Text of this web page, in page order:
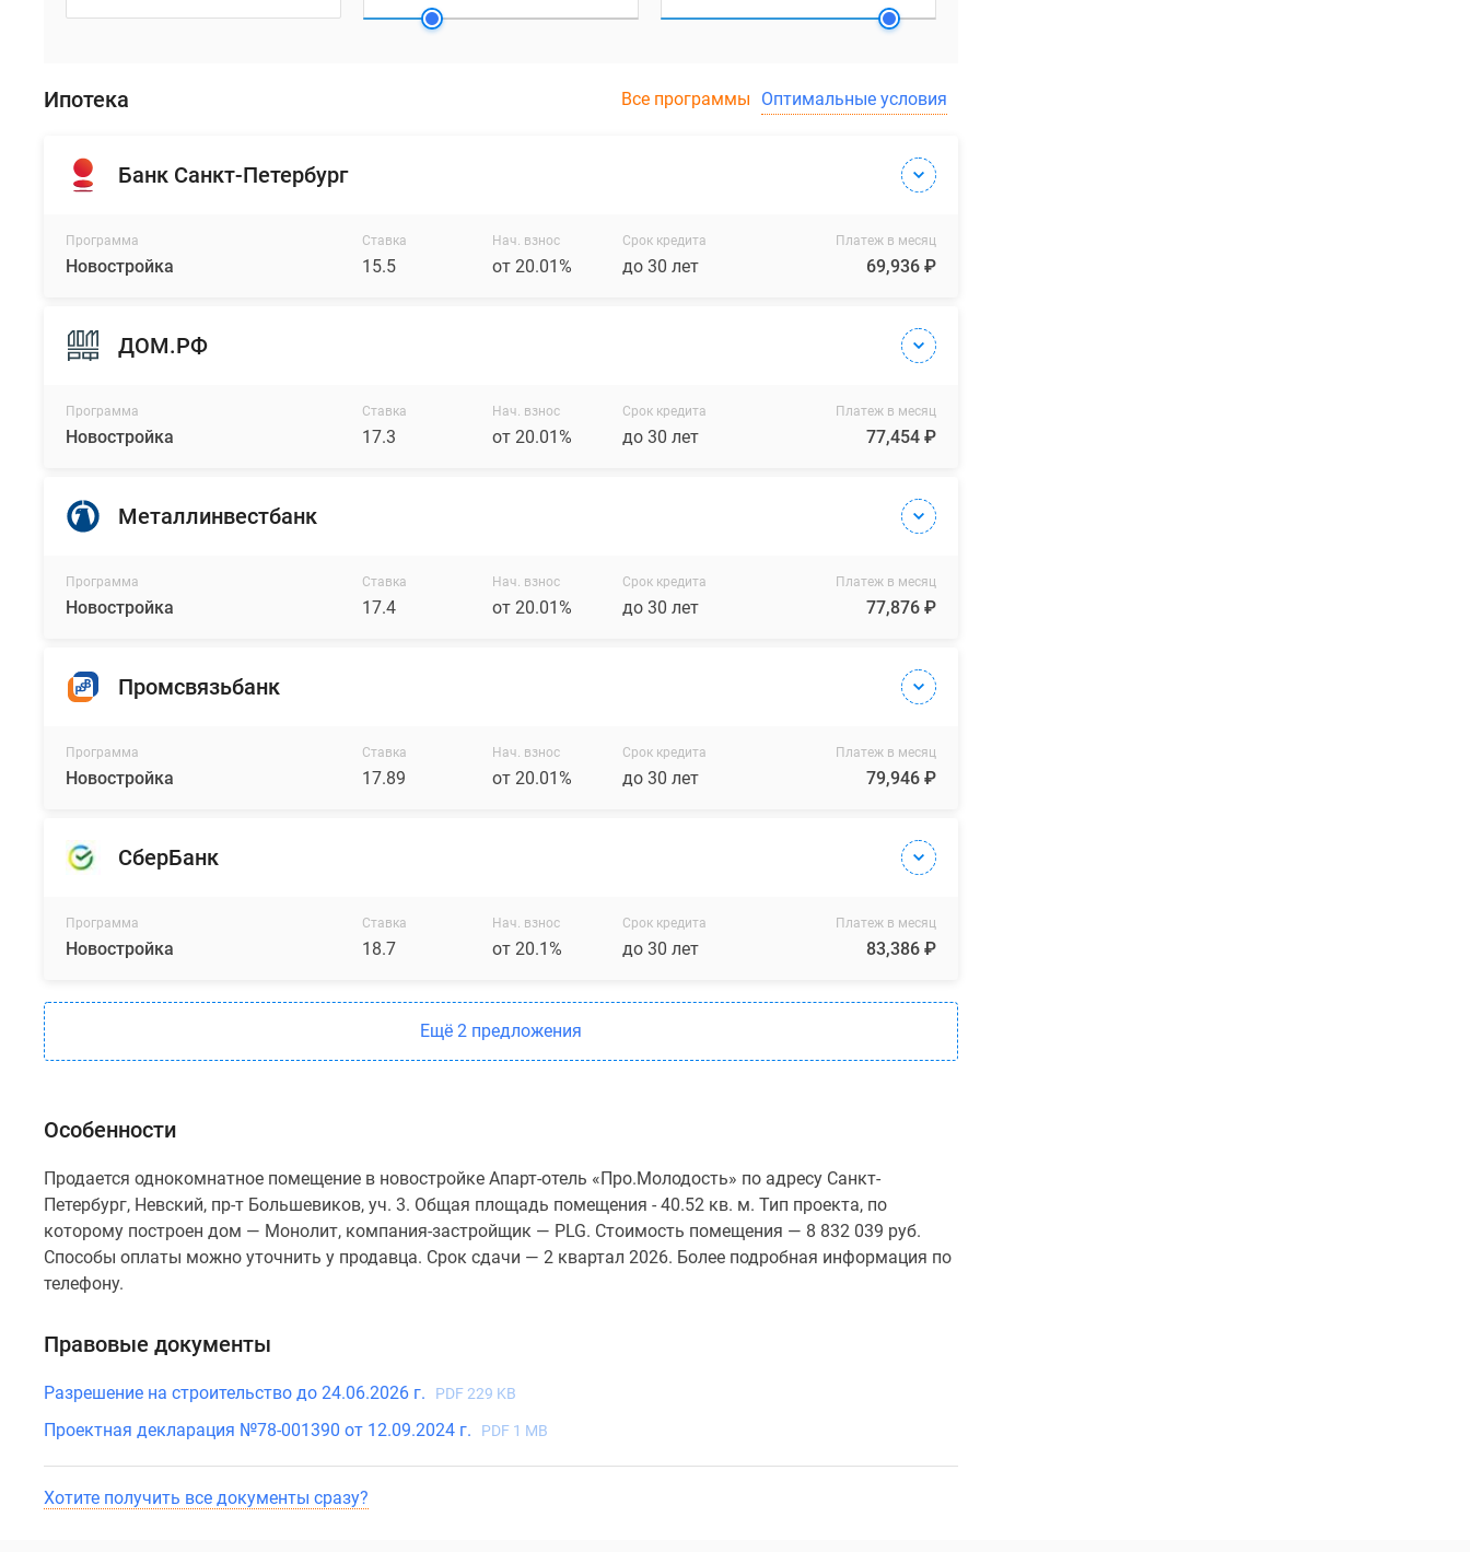
Ипотека Все программы Оптимальные условия
Банк Санкт-Петербург
Программа
Новостройка
Ставка
15.5
Нач. взнос
от 20.01%
Срок кредита
до 30 лет
Платеж в месяц
69,936 ₽
ДОМ.РФ
Программа
Новостройка
Ставка
17.3
Нач. взнос
от 20.01%
Срок кредита
до 30 лет
Платеж в месяц
77,454 ₽
Металлинвестбанк
Программа
Новостройка
Ставка
17.4
Нач. взнос
от 20.01%
Срок кредита
до 30 лет
Платеж в месяц
77,876 ₽
Промсвязьбанк
Программа
Новостройка
Ставка
17.89
Нач. взнос
от 20.01%
Срок кредита
до 30 лет
Платеж в месяц
79,946 ₽
СберБанк
Программа
Новостройка
Ставка
18.7
Нач. взнос
от 20.1%
Срок кредита
до 30 лет
Платеж в месяц
83,386 ₽
Ещё 2 предложения
Особенности
Продается однокомнатное помещение в новостройке Апарт-отель «Про.Молодость» по адресу Санкт-
Петербург, Невский, пр-т Большевиков, уч. 3. Общая площадь помещения - 40.52 кв. м. Тип проекта, по
которому построен дом — Монолит, компания-застройщик — PLG. Стоимость помещения — 8 832 039 руб.
Способы оплаты можно уточнить у продавца. Срок сдачи — 2 квартал 2026. Более подробная информация по
телефону.
Правовые документы
Разрешение на строительство до 24.06.2026 г. PDF 229 KB
Проектная декларация №78-001390 от 12.09.2024 г. PDF 1 MB
Хотите получить все документы сразу?